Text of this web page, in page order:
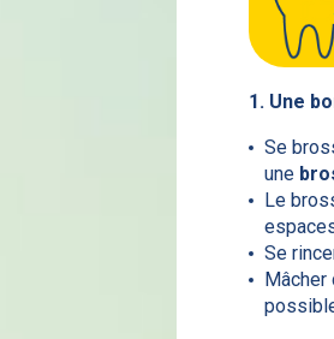
1. Une
Se
une
Le
Se
Mâcher